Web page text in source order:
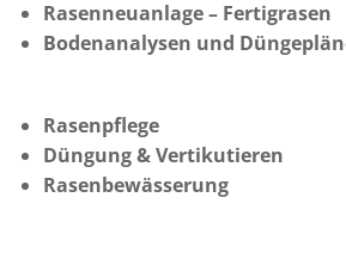
Rasenneuanlage – Fertigrasen
Bodenanalysen und
Rasenpflege
Düngung & Vertikutieren
Rasenbewässerung